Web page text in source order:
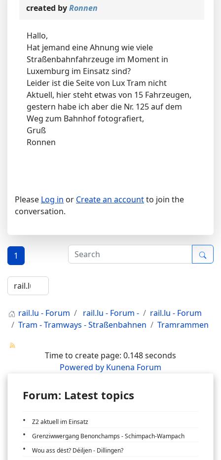
created byRonnen
Hallo,
Hat jemand eine Ahnung wie viele
Straßenbahnfahrzeuge im Moment in
Luxemburg im Einsatz sind?
Leider ist die Seite von Lux Tram nicht
Aktuell, hier steht etwas von 15 Fahrzeugen,
gestern habe ich aber die Nr. 125 auf dem
Weg zum Bahnhof fotografiert,
Gruß
Ronnen
Please Log in or Create an accountto join the
conversation.
1
rail.lu - Forum rail.lu - Forum -
rail.lu - Forum
Tram - Tramways - Straßenbahnen
Tramrammen
Time to create page: 0.148 seconds
Powered by Kunena Forum
Forum: Latest topics
Z2 aktuell im Einsatz
Grenziwwergang Benonchamps - Schimpach-Wampach
Wou ass dëst? Déiljen - Dillingen?